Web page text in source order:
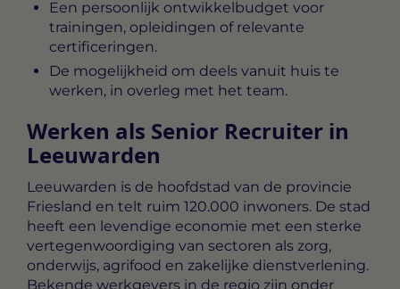
Een persoonlijk ontwikkelbudget voor
trainingen, opleidingen of relevante
certificeringen.
De mogelijkheid om deels vanuit huis te
werken, in overleg met het team.
Werken als Senior Recruiter in
Leeuwarden
Leeuwarden is de hoofdstad van de provincie
Friesland en telt ruim 120.000 inwoners. De stad
heeft een levendige economie met een sterke
vertegenwoordiging van sectoren als zorg,
onderwijs, agrifood en zakelijke dienstverlening.
Bekende werkgevers in de regio zijn onder